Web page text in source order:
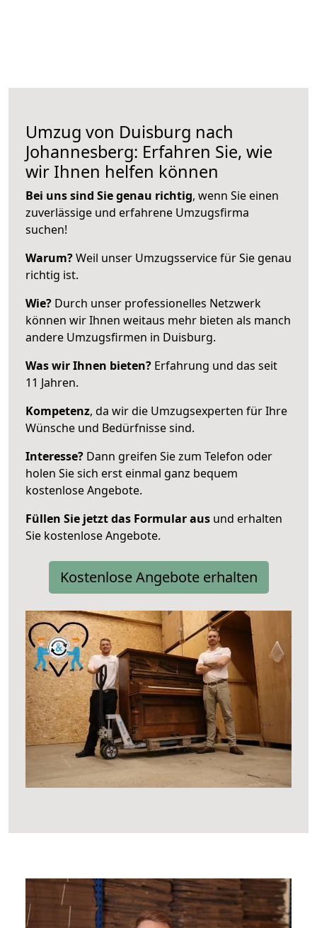
Umzug von Duisburg nach
Johannesberg: Erfahren Sie, wie
wir Ihnen helfen können
Bei uns sind Sie genau richtig, wenn Sie einen
zuverlässige und erfahrene Umzugsfirma
suchen!
Warum?Weil unser Umzugsservice für Sie genau
richtig ist.
Wie? Durch unser professionelles Netzwerk
können wir Ihnen weitaus mehr bieten als manch
andere Umzugsfirmen in Duisburg.
Was wir Ihnen bieten? Erfahrung und das seit
11 Jahren.
Kompetenz, da wir die Umzugsexperten für Ihre
Wünsche und Bedürfnisse sind.
Interesse? Dann greifen Sie zum Telefon oder
holen Sie sich erst einmal ganz bequem
kostenlose Angebote.
Füllen Sie jetzt das Formular aus und erhalten
Sie kostenlose Angebote.
Kostenlose Angebote erhalten